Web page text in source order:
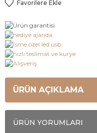
ÜRÜN AÇIKLAMA
ÜRÜN YORUMLARI